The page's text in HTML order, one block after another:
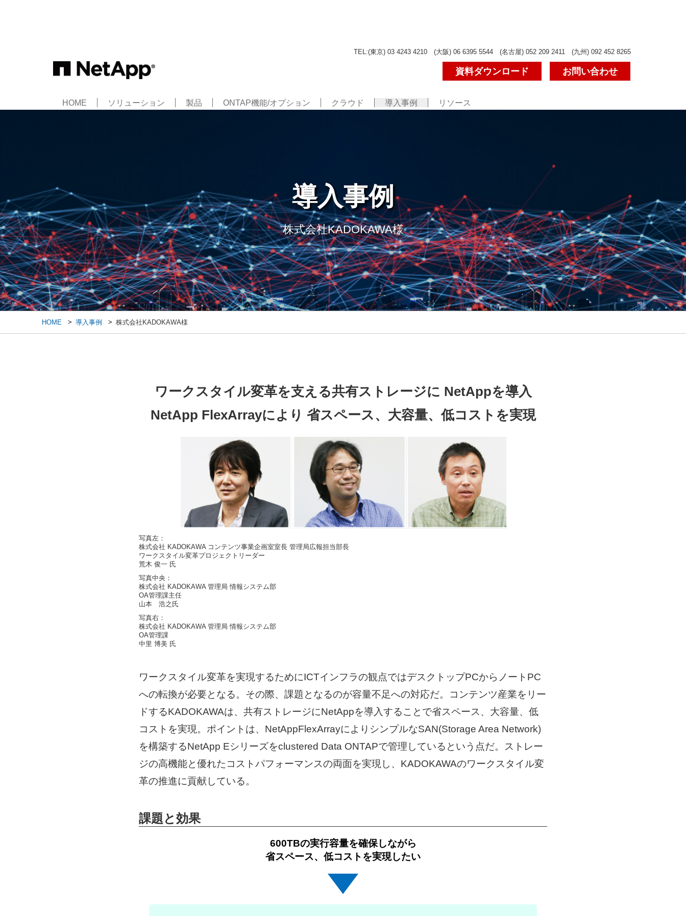
TEL:(東京) 03 4243 4210 (大阪) 06 6395 5544 (名古屋) 052 209 2411 (九州) 092 452 8265
資料ダウンロード お問い合わせ
HOME ソリューション 製品 ONTAP機能/オプション クラウド 導入事例 リソース
導入事例
株式会社KADOKAWA様
HOME 導入事例 株式会社KADOKAWA様
ワークスタイル変革を支える共有ストレージに NetAppを導入
NetApp FlexArrayにより 省スペース、大容量、低コストを実現
写真左：
株式会社 KADOKAWA コンテンツ事業企画室室長 管理局広報担当部長
ワークスタイル変革プロジェクトリーダー
荒木 俊一 氏
写真中央：
株式会社 KADOKAWA 管理局 情報システム部
OA管理課主任
山本 浩之氏
写真右：
株式会社 KADOKAWA 管理局 情報システム部
OA管理課
中里 博美 氏
ワークスタイル変革を実現するためにICTインフラの観点ではデスクトップPCからノートPC
への転換が必要となる。その際、課題となるのが容量不足への対応だ。コンテンツ産業をリー
ドするKADOKAWAは、共有ストレージにNetAppを導入することで省スペース、大容量、低
コストを実現。ポイントは、NetAppFlexArrayによりシンプルなSAN(Storage Area Network)
を構築するNetApp Eシリーズをclustered Data ONTAPで管理しているという点だ。ストレー
ジの高機能と優れたコストパフォーマンスの両面を実現し、KADOKAWAのワークスタイル変
革の推進に貢献している。
課題と効果
600TBの実行容量を確保しながら
省スペース、低コストを実現したい